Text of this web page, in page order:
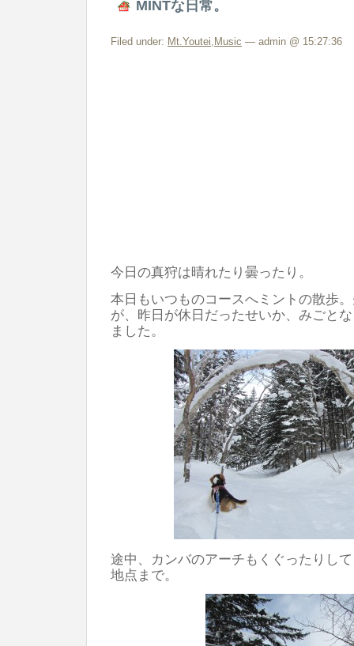
MINTな日常。
Filed under: Mt.Youtei Music — admin @ 15:27:36
今日の真狩は晴れたり曇ったり。
本日もいつものコースへミントの散歩
が、昨日が休日だったせいか、みごと
ました。
途中、カンバのアーチもくぐったりし
地点まで。